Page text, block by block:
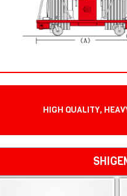
HIGH QUALITY,